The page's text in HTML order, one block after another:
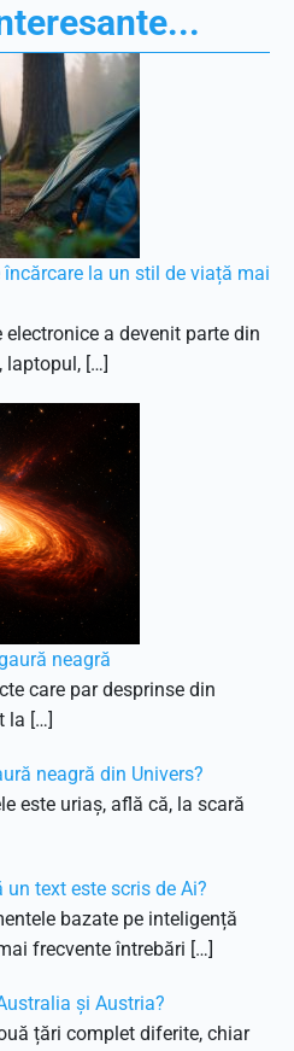
la un stil de viață mai
a devenit parte din
laptopul, […]
neagră
care par desprinse din
la […]
neagră din Univers?
este uriaș, află că, la scară
text este scris de Ai?
bazate pe inteligență
frecvente întrebări […]
și Austria?
țări complet diferite, chiar